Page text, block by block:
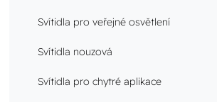
Svítidla pro veřejné osvětlení
Svítidla nouzová
Svítidla pro chytré aplikace